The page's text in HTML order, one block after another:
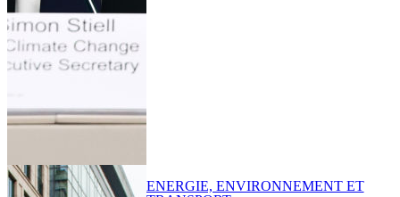
ENERGIE, ENVIRONNEMENT ET